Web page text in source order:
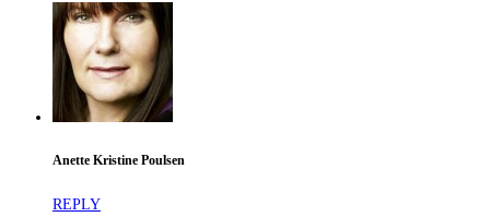
Anette Kristine Poulsen
REPLY